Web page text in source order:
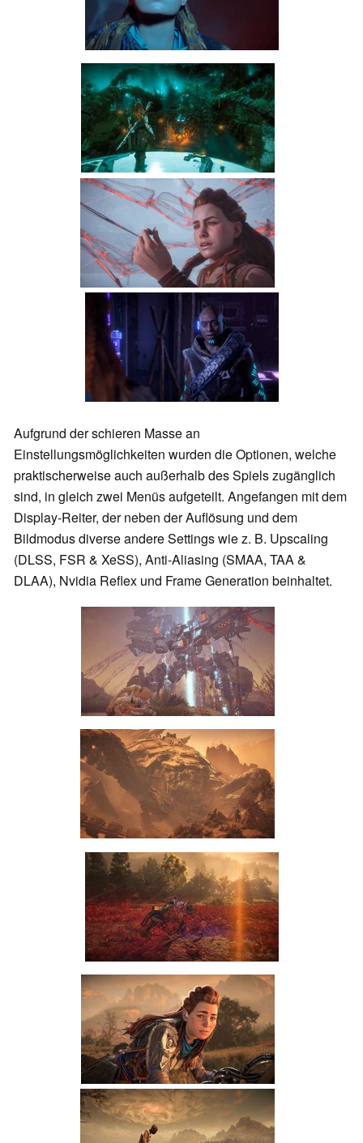
Aufgrund der schieren Masse an
Einstellungsmöglichkeiten wurden die Optionen, welche
praktischerweise auch außerhalb des Spiels zugänglich
sind, in gleich zwei Menüs aufgeteilt. Angefangen mit dem
Display-Reiter, der neben der Auflösung und dem
Bildmodus diverse andere Settings wie z. B. Upscaling
(DLSS, FSR & XeSS), Anti-Aliasing (SMAA, TAA &
DLAA), Nvidia Reflex und Frame Generation beinhaltet.